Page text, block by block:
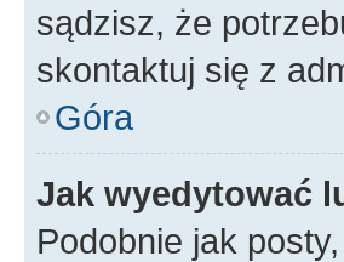
sądzisz, że
skontaktuj się z
Góra
Jak wyedytować
Podobnie jak